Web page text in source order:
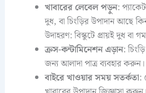
খাবারের লেবেল পড়ুন:
দুধ, বা চিংড়ির উপাদান আছে
উদাহরণ: বিস্কুটে প্রায়ই দুধ বা
ক্রস-কন্টামিনেশন এড়ান:
জন্য আলাদা পাত্র ব্যবহার করুন।
বাইরে খাওয়ার সময় সতর্কতা: